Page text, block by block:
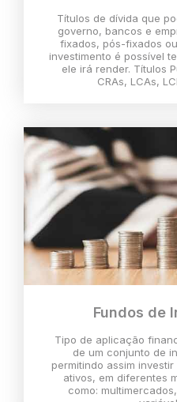
Títulos de dívida que
governo, bancos e
fixados, pós-fixados
investimento é possível
ele irá render. Títulos
CRAs, LCAs,
Fundos de
Tipo de aplicação
de um conjunto de
permitindo assim
ativos, em diferentes
como: